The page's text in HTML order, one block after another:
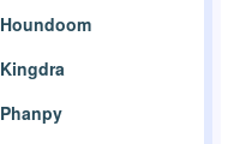
Houndoom
Kingdra
Phanpy